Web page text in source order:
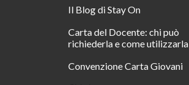
Il Blog di Stay On
Carta del Docente: chi può
richiederla e come utilizzarla
Convenzione Carta Giovani